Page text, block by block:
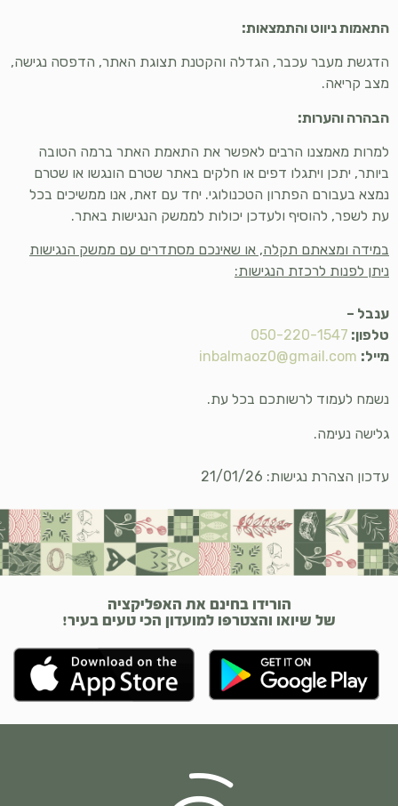
התאמות ניווט והתמצאות:
הדגשת מעבר עכבר, הגדלה והקטנת תצוגת האתר, הדפסה נגישה,
מצב קריאה.
הבהרה והערות:
למרות מאמצנו הרבים לאפשר את התאמת האתר ברמה הטובה
ביותר, יתכן ויתגלו דפים או חלקים באתר שטרם הונגשו או שטרם
נמצא בעבורם הפתרון הטכנולוגי. יחד עם זאת, אנו ממשיכים בכל
עת לשפר, להוסיף ולעדכן יכולות לממשק הנגישות באתר.
במידה ומצאתם תקלה, או שאינכם מסתדרים עם ממשק הנגישות
ניתן לפנות לרכזת הנגישות:
ענבל –
טלפון: 050-220-1547
מייל: inbalmaoz0@gmail.com
נשמח לעמוד לרשותכם בכל עת.
גלישה נעימה.
עדכון הצהרת נגישות: 21/01/26
הורידו בחינם את האפליקציה
של שיואו והצטרפו למועדון הכי טעים בעיר!